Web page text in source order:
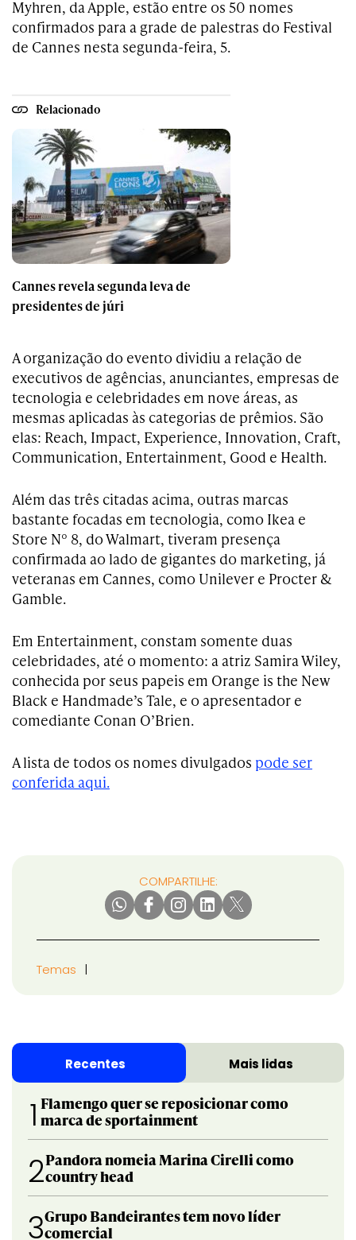
Myhren, da Apple, estão entre os 50 nomes
confirmados para a grade de palestras do Festival
de Cannes nesta segunda-feira, 5.
Relacionado
Cannes revela segunda leva de
presidentes de júri
A organização do evento dividiu a relação de
executivos de agências, anunciantes, empresas de
tecnologia e celebridades em nove áreas, as
mesmas aplicadas às categorias de prêmios. São
elas: Reach, Impact, Experience, Innovation, Craft,
Communication, Entertainment, Good e Health.
Além das três citadas acima, outras marcas
bastante focadas em tecnologia, como Ikea e
Store Nº 8, do Walmart, tiveram presença
confirmada ao lado de gigantes do marketing, já
veteranas em Cannes, como Unilever e Procter &
Gamble.
Em Entertainment, constam somente duas
celebridades, até o momento: a atriz Samira Wiley,
conhecida por seus papeis em Orange is the New
Black e Handmade’s Tale, e o apresentador e
comediante Conan O’Brien.
A lista de todos os nomes divulgados pode ser
conferida aqui.
COMPARTILHE:
Temas
Recentes Mais lidas
1 Flamengo quer se reposicionar como
marca de sportainment
2Pandora nomeia Marina Cirelli como
country head
3Grupo Bandeirantes tem novo líder
comercial